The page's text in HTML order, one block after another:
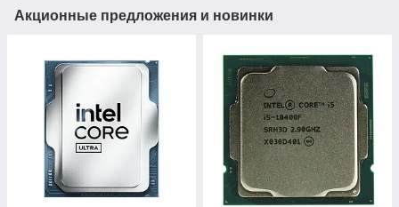
Акционные предложения и новинки